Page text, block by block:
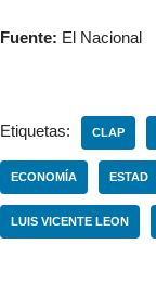
Fuente: El Nacional
Etiquetas: CLAP
ECONOMÍA ESTAD
LUIS VICENTE LEON